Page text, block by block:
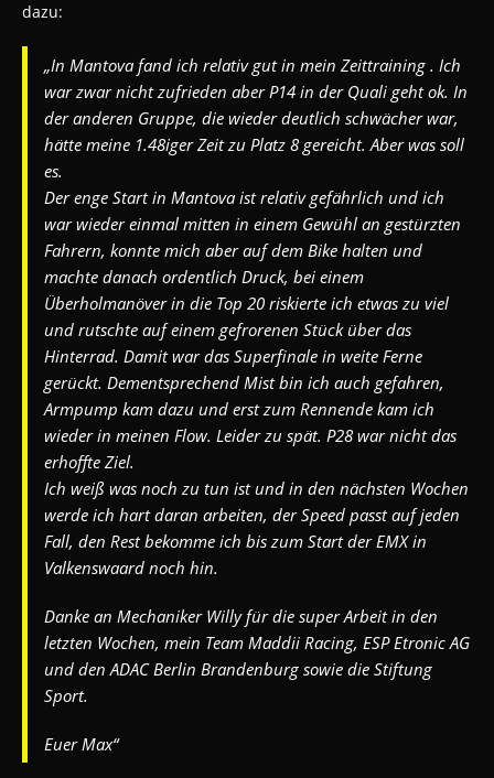
dazu:
„In Mantova fand ich relativ gut in mein Zeittraining . Ich
war zwar nicht zufrieden aber P14 in der Quali geht ok. In
der anderen Gruppe, die wieder deutlich schwächer war,
hätte meine 1.48iger Zeit zu Platz 8 gereicht. Aber was soll
es.
Der enge Start in Mantova ist relativ gefährlich und ich
war wieder einmal mitten in einem Gewühl an gestürzten
Fahrern, konnte mich aber auf dem Bike halten und
machte danach ordentlich Druck, bei einem
Überholmanöver in die Top 20 riskierte ich etwas zu viel
und rutschte auf einem gefrorenen Stück über das
Hinterrad. Damit war das Superfinale in weite Ferne
gerückt. Dementsprechend Mist bin ich auch gefahren,
Armpump kam dazu und erst zum Rennende kam ich
wieder in meinen Flow. Leider zu spät. P28 war nicht das
erhoffte Ziel.
Ich weiß was noch zu tun ist und in den nächsten Wochen
werde ich hart daran arbeiten, der Speed passt auf jeden
Fall, den Rest bekomme ich bis zum Start der EMX in
Valkenswaard noch hin.
Danke an Mechaniker Willy für die super Arbeit in den
letzten Wochen, mein Team Maddii Racing, ESP Etronic AG
und den ADAC Berlin Brandenburg sowie die Stiftung
Sport.
Euer Max“